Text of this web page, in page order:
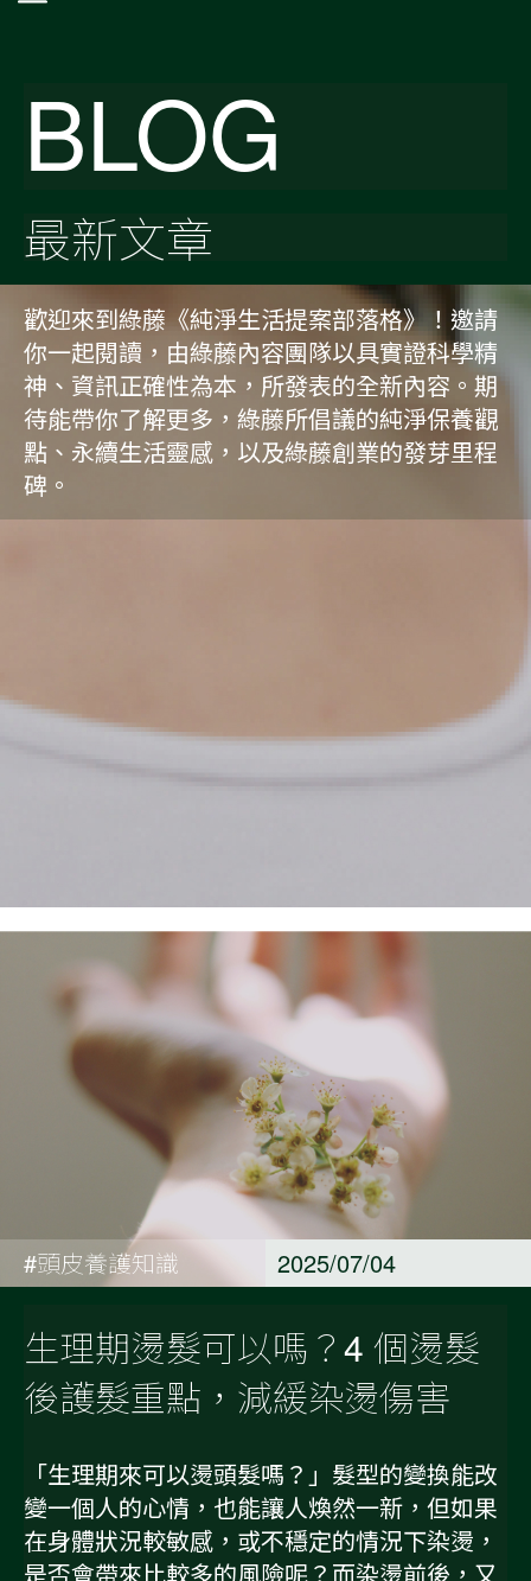
BLOG
最新文章
歡迎來到綠藤《純淨生活提案部落格》！邀請
你一起閱讀，由綠藤內容團隊以具實證科學精
神、資訊正確性為本，所發表的全新內容。期
待能帶你了解更多，綠藤所倡議的純淨保養觀
點、永續生活靈感，以及綠藤創業的發芽里程
碑。
#頭皮養護知識 2025/07/04
生理期燙髮可以嗎？4 個燙髮
後護髮重點，減緩染燙傷害
「生理期來可以燙頭髮嗎？」髮型的變換能改
變一個人的心情，也能讓人煥然一新，但如果
在身體狀況較敏感，或不穩定的情況下染燙，
是否會帶來比較多的風險呢？而染燙前後，又